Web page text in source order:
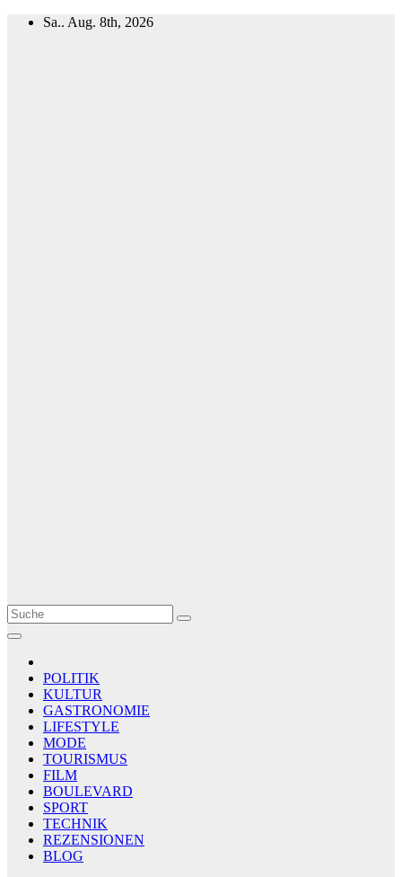
Zum
Sa.. Aug. 8th, 2026
Le Matin
AGENCE DE PRESSE
POLITIK
KULTUR
GASTRONOMIE
LIFESTYLE
MODE
TOURISMUS
FILM
BOULEVARD
SPORT
TECHNIK
REZENSIONEN
BLOG